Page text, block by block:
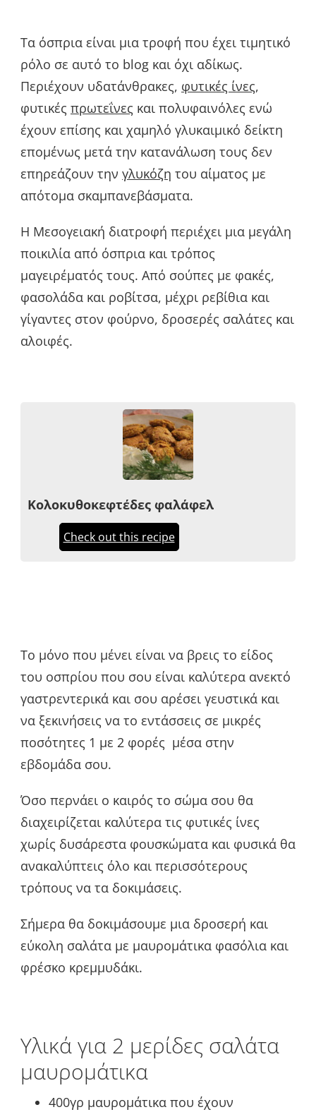
Τα όσπρια είναι μια τροφή που έχει τιμητικό
ρόλο σε αυτό το blog και όχι αδίκως.
Περιέχουν υδατάνθρακες, φυτικές ίνες,
φυτικές πρωτεΐνες και πολυφαινόλες ενώ
έχουν επίσης και χαμηλό γλυκαιμικό δείκτη
επομένως μετά την κατανάλωση τους δεν
επηρεάζουν την γλυκόζη του αίματος με
απότομα σκαμπανεβάσματα.
Η Μεσογειακή διατροφή περιέχει μια μεγάλη
ποικιλία από όσπρια και τρόπος
μαγειρέματός τους. Από σούπες με φακές,
φασολάδα και ροβίτσα, μέχρι ρεβίθια και
γίγαντες στον φούρνο, δροσερές σαλάτες και
αλοιφές.
Κολοκυθοκεφτέδες φαλάφελ
Check out this recipe
Το μόνο που μένει είναι να βρεις το είδος
του οσπρίου που σου είναι καλύτερα ανεκτό
γαστρεντερικά και σου αρέσει γευστικά και
να ξεκινήσεις να το εντάσσεις σε μικρές
ποσότητες 1 με 2 φορές μέσα στην
εβδομάδα σου.
Όσο περνάει ο καιρός το σώμα σου θα
διαχειρίζεται καλύτερα τις φυτικές ίνες
χωρίς δυσάρεστα φουσκώματα και φυσικά θα
ανακαλύπτεις όλο και περισσότερους
τρόπους να τα δοκιμάσεις.
Σήμερα θα δοκιμάσουμε μια δροσερή και
εύκολη σαλάτα με μαυρομάτικα φασόλια και
φρέσκο κρεμμυδάκι.
Υλικά για 2 μερίδες σαλάτα
μαυρομάτικα
400γρ μαυρομάτικα που έχουν